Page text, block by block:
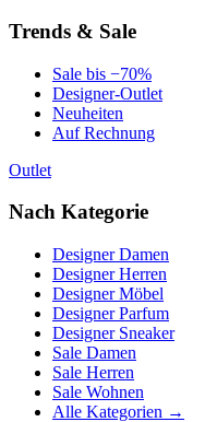
Trends & Sale
Sale bis −70%
Designer-Outlet
Neuheiten
Auf Rechnung
Outlet
Nach Kategorie
Designer Damen
Designer Herren
Designer Möbel
Designer Parfum
Designer Sneaker
Sale Damen
Sale Herren
Sale Wohnen
Alle Kategorien →